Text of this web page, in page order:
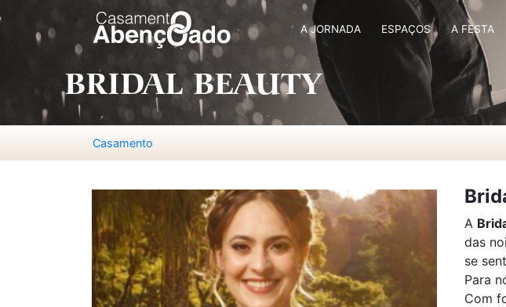
A JORNADA ESPAÇOS A FESTA
BRIDAL BEAUTY
Casamento
A
das
se
Para
Com